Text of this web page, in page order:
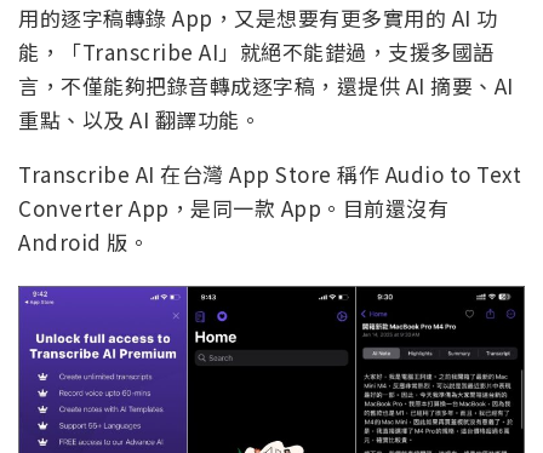
用的逐字稿轉錄 App，又是想要有更多實用的 AI 功
能，「Transcribe AI」就絕不能錯過，支援多國語
言，不僅能夠把錄音轉成逐字稿，還提供 AI 摘要、AI
重點、以及 AI 翻譯功能。
Transcribe AI 在台灣 App Store 稱作 Audio to Text
Converter App，是同一款 App。目前還沒有
Android 版。